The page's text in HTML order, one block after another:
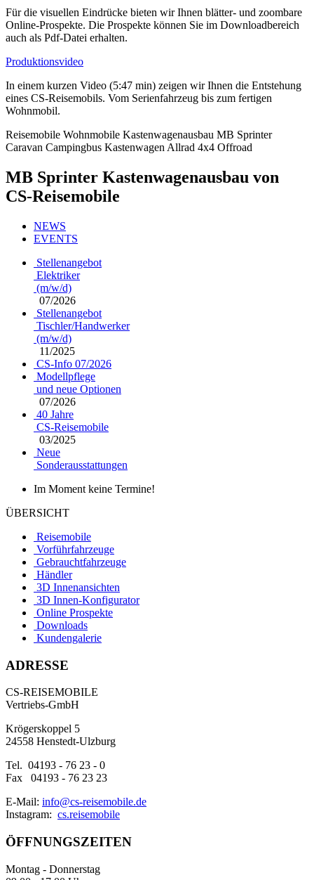
Für die visuellen Eindrücke bieten wir Ihnen blätter- und zoombare
Online-Prospekte. Die Prospekte können Sie im Downloadbereich
auch als Pdf-Datei erhalten.
Produktionsvideo
In einem kurzen Video (5:47 min) zeigen wir Ihnen die Entstehung
eines CS-Reisemobils. Vom Serienfahrzeug bis zum fertigen
Wohnmobil.
Reisemobile Wohnmobile Kastenwagenausbau MB Sprinter
Caravan Campingbus Kastenwagen Allrad 4x4 Offroad
MB Sprinter Kastenwagenausbau von
CS-Reisemobile
NEWS
EVENTS
Stellenangebot
Elektriker
(m/w/d)
07/2026
Stellenangebot
Tischler/Handwerker
(m/w/d)
11/2025
CS-Info 07/2026
Modellpflege
und neue Optionen
07/2026
40 Jahre
CS-Reisemobile
03/2025
Neue
Sonderausstattungen
Im Moment keine Termine!
ÜBERSICHT
Reisemobile
Vorführfahrzeuge
Gebrauchtfahrzeuge
Händler
3D Innenansichten
3D Innen-Konfigurator
Online Prospekte
Downloads
Kundengalerie
ADRESSE
CS-REISEMOBILE
Vertriebs-GmbH
Krögerskoppel 5
24558 Henstedt-Ulzburg
Tel. 04193 - 76 23 - 0
Fax 04193 - 76 23 23
E-Mail: info@cs-reisemobile.de
Instagram: cs.reisemobile
ÖFFNUNGSZEITEN
Montag - Donnerstag